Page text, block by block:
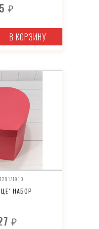
₽
В КОРЗИНУ
1910
НАБОР
₽